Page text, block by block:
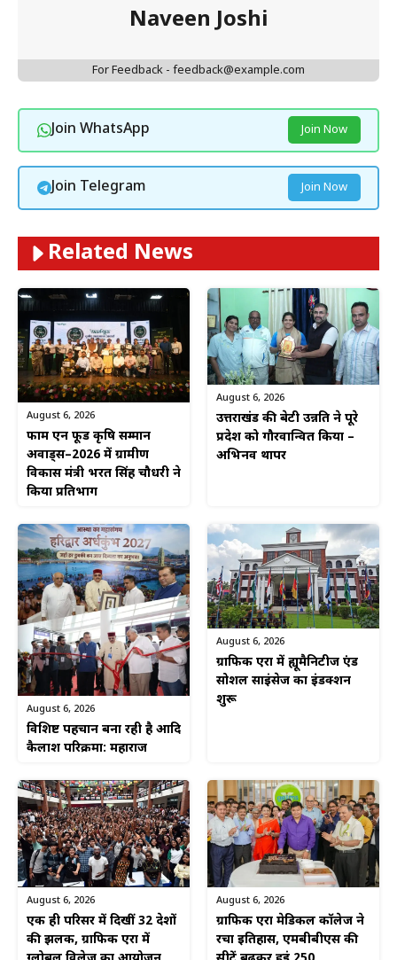
Naveen Joshi
For Feedback - feedback@example.com
Join WhatsApp Join Now
Join Telegram Join Now
Related News
August 6, 2026
फार्म एन फूड कृषि सम्मान
अवार्ड्स–2026 में ग्रामीण
विकास मंत्री भरत सिंह चौधरी ने
किया प्रतिभाग
August 6, 2026
उत्तराखंड की बेटी उन्नति ने पूरे
प्रदेश को गौरवान्वित किया –
अभिनव थापर
August 6, 2026
विशिष्ट पहचान बना रही है आदि
कैलाश परिक्रमा: महाराज
August 6, 2026
ग्राफिक एरा में ह्यूमैनिटीज एंड
सोशल साइंसेज का इंडक्शन
शुरू
August 6, 2026
एक ही परिसर में दिखीं 32 देशों
की झलक, ग्राफिक एरा में
August 6, 2026
ग्राफिक एरा मेडिकल कॉलेज ने
रचा इतिहास, एमबीबीएस की